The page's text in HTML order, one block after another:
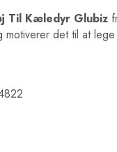
Til Kæledyr Glubiz
det til at